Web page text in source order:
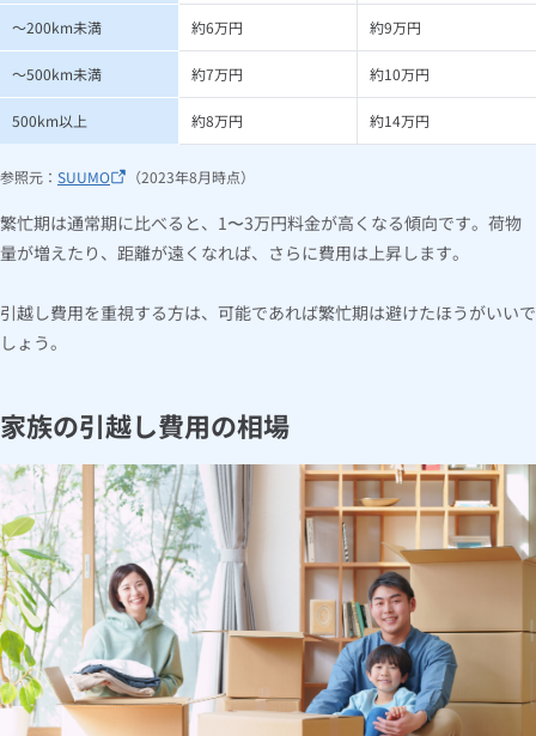
～200km未満 約6万円 約9万円
～500km未満 約7万円 約10万円
500km以上 約8万円 約14万円
参照元： SUUMO （2023年8月時点）
繁忙期は通常期に比べると、1〜3万円料金が高くなる傾向です。荷物
量が増えたり、距離が遠くなれば、さらに費用は上昇します。
引越し費用を重視する方は、可能であれば繁忙期は避けたほうがいいで
しょう。
家族の引越し費用の相場